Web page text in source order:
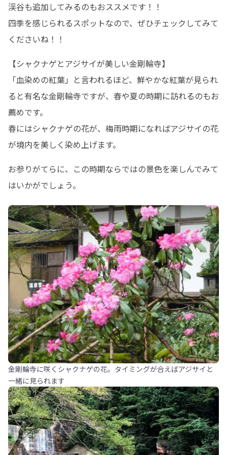
渓谷も追加してみるのもおススメです！！
四季を感じられるスポットなので、ぜひチェックしてみて
くださいね！！
【シャクナゲとアジサイが美しい金剛輪寺】
「血染めの紅葉」と言われるほど、鮮やかな紅葉が見られ
ると有名な金剛輪寺ですが、春や夏の時期に訪れるのもお
薦めです。
春にはシャクナゲの花が、梅雨時期になればアジサイの花
が境内を美しく染め上げます。
お参りがてらに、この時期ならではの景色を楽しんでみて
はいかがでしょう。
金剛輪寺に咲くシャクナゲの花。タイミングが合えばアジサイと
一緒に見られます